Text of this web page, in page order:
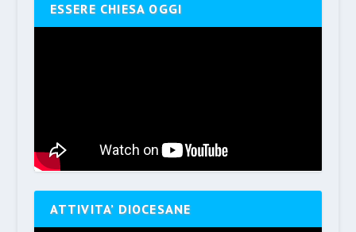
ESSERE CHIESA OGGI
ATTIVITA’ DIOCESANE